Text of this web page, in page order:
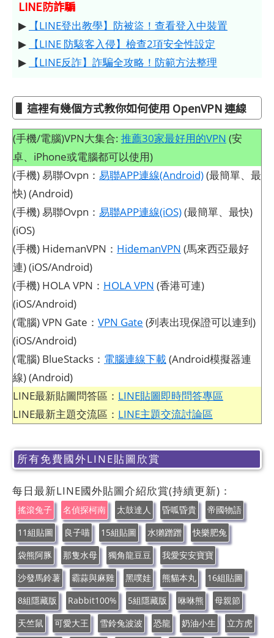
LINE防詐騙
▶
【LINE登出教學】防被盜！查看登入中裝置
▶
【LINE 防駭客入侵】檢查2項安全性設定
▶
【LINE反詐】詐騙全攻略！防範方法整理
▌這裡有幾個方式教你如何使用 OpenVPN 連線
(手機/電腦)VPN大集合: 推薦30家最好用的VPN (安
卓、iPhone或電腦都可以使用)
(手機) 易聯Ovpn： 易聯APP連線(Android)(最簡單、最
快) (Android)
(手機) 易聯Ovpn： 易聯APP連線(iOS)(最簡單、最快)
(iOS)
(手機) HidemanVPN： HidemanVPN (馬來西亞最好
連) (iOS/Android)
(手機) HOLA VPN： HOLA VPN (香港可連)
(iOS/Android)
(電腦) VPN Gate： VPN Gate (列表出現保證可以連到)
(iOS/Android)
(電腦) BlueStacks： 電腦連線下載(Android模擬器連
線) (Android)
LINE最新貼圖問答區： LINE貼圖即時問答專區
LINE最新主題交流區： LINE主題交流討論區
所有免費國外LINE貼圖欣賞
每日最新LINE國外貼圖介紹欣賞(持續更新)：
搖滾兔子 名偵探柯南 太鼓達人 昏呱昏貴
帝國物語
11組貼圖
良子喵 15組貼圖 水獺蹭蹭
快樂肥兔
袋熊阿豚
那隻水母 獨角龍豆豆
我愛安安寶寶
沙發馬鈴薯
霸蒜與麻雞 黑噗娃 熊貓本丸
16組貼圖
8組隱藏版
Rabbit100% 5組隱藏版 咻咻熊
母親節
天竺鼠
可愛大王 雪鈴兔波波 恐龍 奶油小生
立方虎